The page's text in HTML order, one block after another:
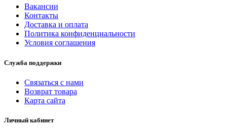
Вакансии
Контакты
Доставка и оплата
Политика конфиденциальности
Условия соглашения
Служба поддержки
Связаться с нами
Возврат товара
Карта сайта
Личный кабинет